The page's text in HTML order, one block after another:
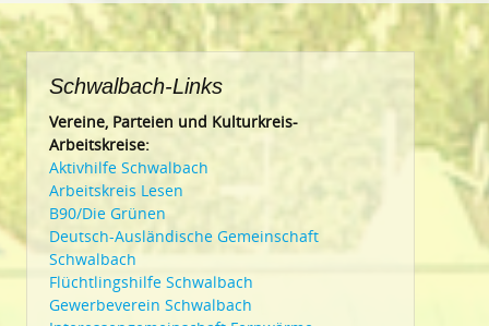
Schwalbach-Links
Vereine, Parteien und Kulturkreis-
Arbeitskreise:
Aktivhilfe Schwalbach
Arbeitskreis Lesen
B90/Die Grünen
Deutsch-Ausländische Gemeinschaft
Schwalbach
Flüchtlingshilfe Schwalbach
Gewerbeverein Schwalbach